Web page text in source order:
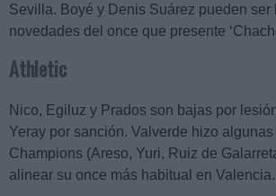
Sevilla. Boyé y Denis Suárez pueden ser
novedades del once que presente
Athletic
Nico, Egiluz y Prados son bajas por
Yeray por sanción. Valverde hizo
Champions (Areso, Yuri, Ruiz de
alinear su once más habitual en Valencia.